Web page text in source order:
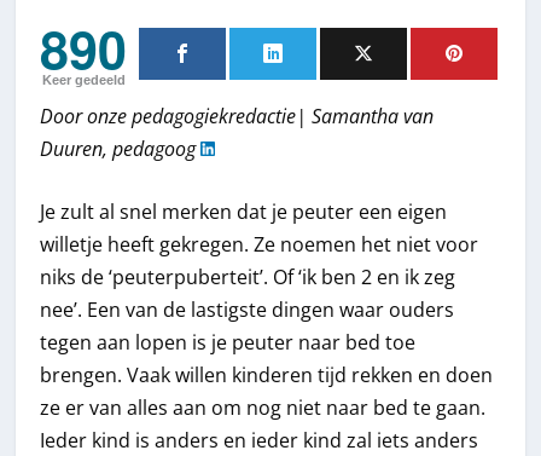
890
Keer gedeeld
Door onze pedagogiekredactie| Samantha van
Duuren, pedagoog
Je zult al snel merken dat je peuter een eigen
willetje heeft gekregen. Ze noemen het niet voor
niks de ‘peuterpuberteit’. Of ‘ik ben 2 en ik zeg
nee’. Een van de lastigste dingen waar ouders
tegen aan lopen is je peuter naar bed toe
brengen. Vaak willen kinderen tijd rekken en doen
ze er van alles aan om nog niet naar bed te gaan.
Ieder kind is anders en ieder kind zal iets anders